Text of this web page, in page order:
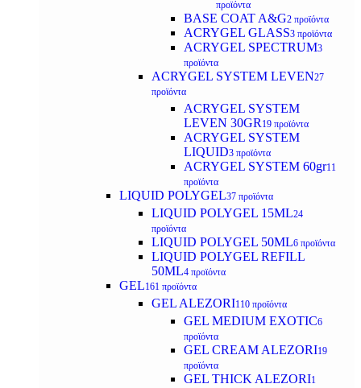
προϊόντα
BASE COAT A&G2 προϊόντα
ACRYGEL GLASS3 προϊόντα
ACRYGEL SPECTRUM3
προϊόντα
ACRYGEL SYSTEM LEVEN27
προϊόντα
ACRYGEL SYSTEM
LEVEN 30GR 19 προϊόντα
ACRYGEL SYSTEM
LIQUID3 προϊόντα
ACRYGEL SYSTEM 60gr11
προϊόντα
LIQUID POLYGEL37 προϊόντα
LIQUID POLYGEL 15ML24
προϊόντα
LIQUID POLYGEL 50ML6 προϊόντα
LIQUID POLYGEL REFILL
50ML4 προϊόντα
GEL161 προϊόντα
GEL ALEZORI110 προϊόντα
GEL MEDIUM EXOTIC6
προϊόντα
GEL CREAM ALEZORI19
προϊόντα
GEL THICK ALEZORI1